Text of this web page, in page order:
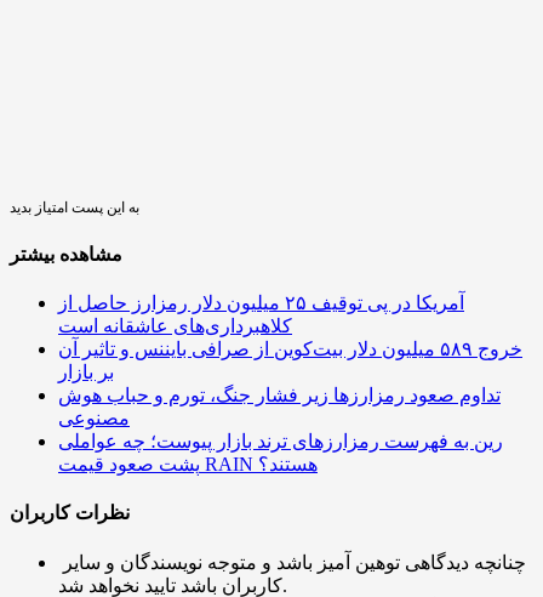
به این پست امتیاز بدید
مشاهده بیشتر
آمریکا در پی توقیف ۲۵ میلیون دلار رمزارز حاصل از
کلاهبرداری‌های عاشقانه است
خروج ۵۸۹ میلیون دلار بیت‌کوین از صرافی بایننس و تاثیر آن
بر بازار
تداوم صعود رمزارزها زیر فشار جنگ، تورم و حباب هوش
مصنوعی
رین به فهرست رمزارزهای ترند بازار پیوست؛ چه عواملی
پشت صعود قیمت RAIN هستند؟
نظرات کاربران
کاربران باشد تایید نخواهد شد.